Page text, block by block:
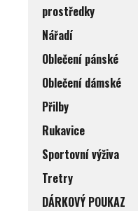
prostředky
Nářadí
Oblečení pánské
Oblečení dámské
Přilby
Rukavice
Sportovní výživa
Tretry
DÁRKOVÝ POUKAZ